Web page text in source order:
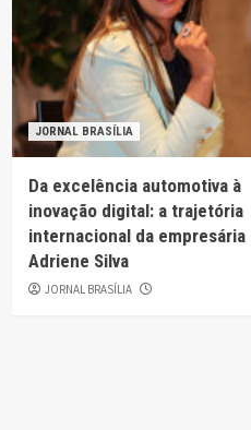
JORNAL BRASÍLIA
Da excelência automotiva à
inovação digital: a trajetória
internacional da empresária
Adriene Silva
JORNAL BRASÍLIA